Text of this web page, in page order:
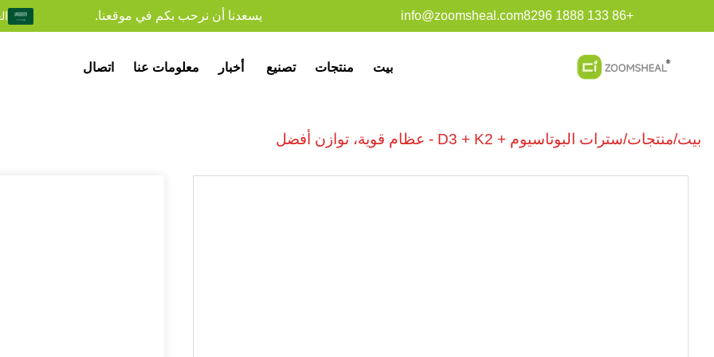
+86 133 1888 8296
info@zoomsheal.com يسعدنا أن نرحب بكم في موقعنا.
بيت منتجات تصنيع أخبار معلومات عنا اتصال
بيت/منتجات/سترات البوتاسيوم + D3 + K2 - عظام قوية، توازن أفضل